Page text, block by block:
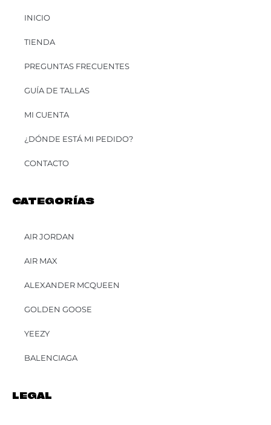
INICIO
TIENDA
PREGUNTAS FRECUENTES
GUÍA DE TALLAS
MI CUENTA
¿DÓNDE ESTÁ MI PEDIDO?
CONTACTO
CATEGORÍAS
AIR JORDAN
AIR MAX
ALEXANDER MCQUEEN
GOLDEN GOOSE
YEEZY
BALENCIAGA
LEGAL